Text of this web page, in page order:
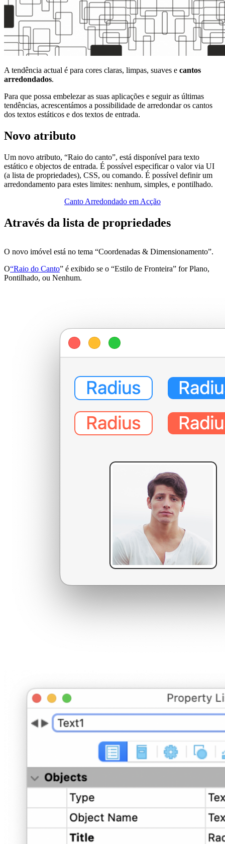
A tendência actual é para cores claras, limpas, suaves e cantos
arredondados.
Para que possa embelezar as suas aplicações e seguir as últimas
tendências, acrescentámos a possibilidade de arredondar os cantos
dos textos estáticos e dos textos de entrada.
Novo atributo
Um novo atributo, “Raio do canto”, está disponível para texto
estático e objectos de entrada. É possível especificar o valor via UI
(a lista de propriedades), CSS, ou comando. É possível definir um
arredondamento para estes limites: nenhum, simples, e pontilhado.
Canto Arredondado em Acção
Através da lista de propriedades
O novo imóvel está no tema “Coordenadas & Dimensionamento”.
O“Raio do Canto” é exibido se o “Estilo de Fronteira” for Plano,
Pontilhado, ou Nenhum.